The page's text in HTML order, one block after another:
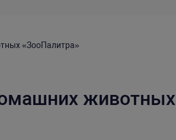
«ЗооПалитра»
животных